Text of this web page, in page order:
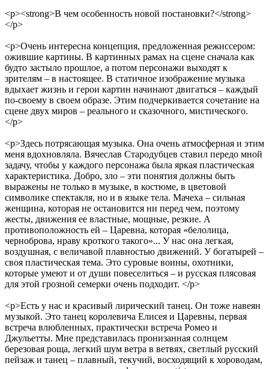
<p><strong>В чем особенность новой постановки?</strong>
</p>
<p>Очень интересна концепция, предложенная режиссером:
ожившие картины. В картинных рамах на сцене сначала как
будто застыло прошлое, а потом персонажи выходят к
зрителям – в настоящее. В статичное изображение музыка
вдыхает жизнь и герои картин начинают двигаться – каждый
по-своему в своем образе. Этим подчеркивается сочетание на
сцене двух миров – реального и сказочного, мистического.
</p>
<p>Здесь потрясающая музыка. Она очень атмосферная и этим
меня вдохновляла. Вячеслав Стародубцев ставил передо мной
задачу, чтобы у каждого персонажа была яркая пластическая
характеристика. Добро, зло – эти понятия должны быть
выражены не только в музыке, в костюме, в цветовой
символике спектакля, но и в языке тела. Мачеха – сильная
женщина, которая не остановится ни перед чем, поэтому
жесты, движения ее властные, мощные, резкие. А
противоположность ей – Царевна, которая «белолица,
черноброва, нраву кроткого такого»... У нас она легкая,
воздушная, с величавой плавностью движений. У богатырей –
своя пластическая тема. Это суровые воины, охотники,
которые умеют и от души повеселиться – и русская плясовая
для этой грозной семерки очень подходит. </p>
<p>Есть у нас и красивый лирический танец. Он тоже навеян
музыкой. Это танец королевича Елисея и Царевны, первая
встреча влюбленных, практически встреча Ромео и
Джульетты. Мне представилась пронизанная солнцем
березовая роща, легкий шум ветра в ветвях, светлый русский
пейзаж и танец – плавный, текучий, восходящий к хороводам,